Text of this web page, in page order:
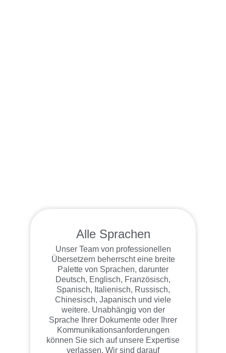
Alle Sprachen
Unser Team von professionellen
Übersetzern beherrscht eine breite
Palette von Sprachen, darunter
Deutsch, Englisch, Französisch,
Spanisch, Italienisch, Russisch,
Chinesisch, Japanisch und viele
weitere. Unabhängig von der
Sprache Ihrer Dokumente oder Ihrer
Kommunikationsanforderungen
können Sie sich auf unsere Expertise
verlassen. Wir sind darauf